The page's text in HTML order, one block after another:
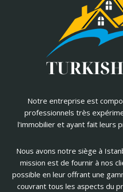
Notre entreprise est
professionnels très
l'immobilier et ayant fait leurs
Nous avons notre siège à
mission est de fournir à nos
possible en leur offrant une
couvrant tous les aspects du